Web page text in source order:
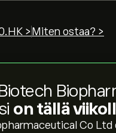
> Miten ostaa? >
on tällä
Co